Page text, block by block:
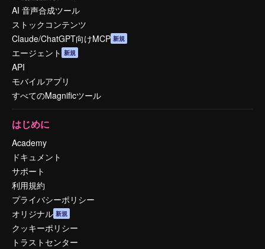
AI 音声合成ツール
ストックコンテンツ
Claude/ChatGPT向けMCP 新規
エージェント 新規
API
モバイルアプリ
すべてのMagnificツール
はじめに
Academy
ドキュメント
サポート
利用規約
プライバシーポリシー
オリジナル 新規
クッキーポリシー
トラストセンター